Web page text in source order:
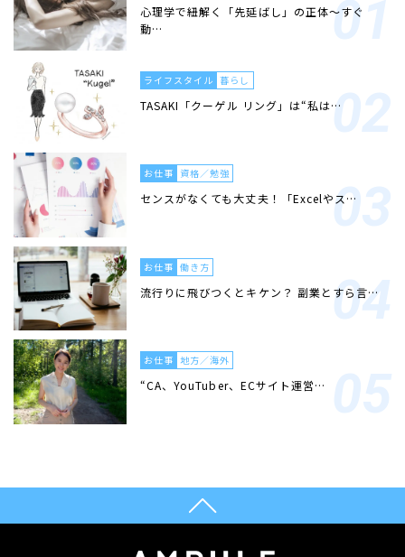
心理学で紐解く「先延ばし」の正体〜すぐ
動…
ライフスタイル 暮らし
TASAKI「クーゲル リング」は“私は…
お仕事 資格／勉強
センスがなくても大丈夫！「Excelやス…
お仕事 働き方
流行りに飛びつくとキケン？ 副業とすら言…
お仕事 地方／海外
“CA、YouTuber、ECサイト運営…